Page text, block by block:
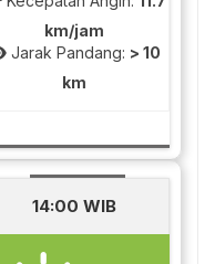
km/jam
Jarak Pandang: > 10
km
14:00 WIB